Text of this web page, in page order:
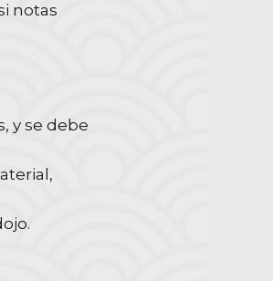
notas
y se debe